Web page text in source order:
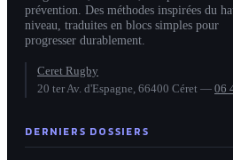
prévention. Des méthodes inspirées du
niveau, traduites en blocs simples pour
progresser durablement.
Ceret Rugby
20 ter Av. d'Espagne, 66400 Céret — 06
DERNIERS DOSSIERS